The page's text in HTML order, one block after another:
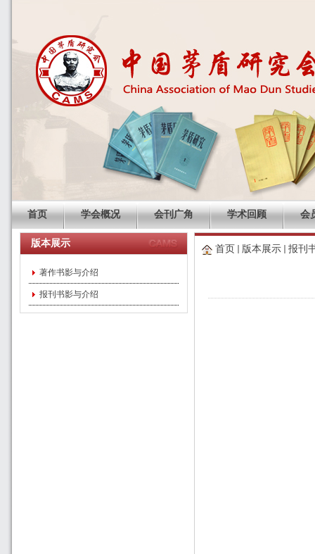
首页 学会概况 会刊广角 学术回顾 会
版本展示
著作书影与介绍
报刊书影与介绍
首页 版本展示 报刊